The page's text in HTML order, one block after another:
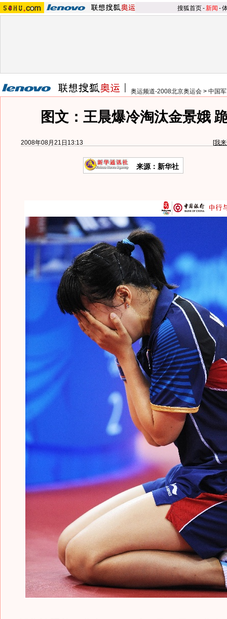
搜狐首页-新闻 -
奥运频道-2008北京奥运会 > 中国
图文：王晨爆冷淘汰金景娥
2008年08月21日13:13 [我
来源：新华社